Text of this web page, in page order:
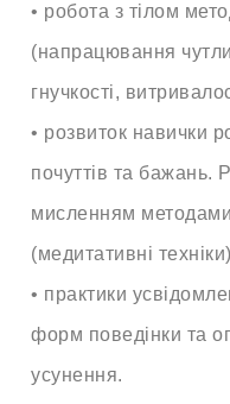
• робота з тілом
(напрацювання
гнучкості,
• розвиток навички
почуттів та бажань.
мисленням методами
(медитативні техніки)
• практики
форм поведінки та
усунення.